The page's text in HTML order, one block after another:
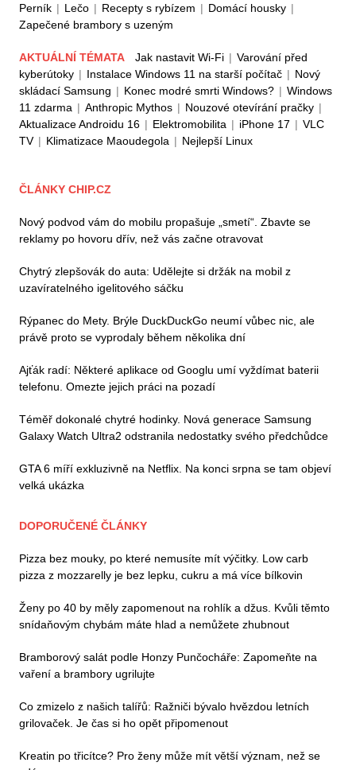
Perník | Lečo | Recepty s rybízem | Domácí housky |
Zapečené brambory s uzeným
AKTUÁLNÍ TÉMATA Jak nastavit Wi-Fi | Varování před
kyberútoky | Instalace Windows 11 na starší počítač | Nový
skládací Samsung | Konec modré smrti Windows? | Windows
11 zdarma | Anthropic Mythos | Nouzové otevírání pračky |
Aktualizace Androidu 16 | Elektromobilita | iPhone 17 | VLC
TV | Klimatizace Maoudegola | Nejlepší Linux
ČLÁNKY CHIP.CZ
Nový podvod vám do mobilu propašuje „smetí“. Zbavte se
reklamy po hovoru dřív, než vás začne otravovat
Chytrý zlepšovák do auta: Udělejte si držák na mobil z
uzavíratelného igelitového sáčku
Rýpanec do Mety. Brýle DuckDuckGo neumí vůbec nic, ale
právě proto se vyprodaly během několika dní
Ajťák radí: Některé aplikace od Googlu umí vyždímat baterii
telefonu. Omezte jejich práci na pozadí
Téměř dokonalé chytré hodinky. Nová generace Samsung
Galaxy Watch Ultra2 odstranila nedostatky svého předchůdce
GTA 6 míří exkluzivně na Netflix. Na konci srpna se tam objeví
velká ukázka
DOPORUČENÉ ČLÁNKY
Pizza bez mouky, po které nemusíte mít výčitky. Low carb
pizza z mozzarelly je bez lepku, cukru a má více bílkovin
Ženy po 40 by měly zapomenout na rohlík a džus. Kvůli těmto
snídaňovým chybám máte hlad a nemůžete zhubnout
Bramborový salát podle Honzy Punčocháře: Zapomeňte na
vaření a brambory ugrilujte
Co zmizelo z našich talířů: Ražniči bývalo hvězdou letních
grilovaček. Je čas si ho opět připomenout
Kreatin po třicítce? Pro ženy může mít větší význam, než se